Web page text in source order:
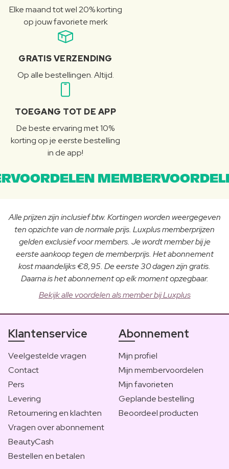
Elke maand tot wel 20% korting
op jouw favoriete merk
GRATIS VERZENDING
Op alle bestellingen. Altijd.
TOEGANG TOT DE APP
De beste ervaring met 10%
korting op je eerste bestelling
in de app!
Alle prijzen zijn inclusief btw. Kortingen worden weergegeven
ten opzichte van de normale prijs. Luxplus memberprijzen
gelden exclusief voor members. Je wordt member bij je
eerste aankoop tegen de memberprijs. Het abonnement
kost maandelijks €8,95. De eerste 30 dagen zijn gratis.
Daarna is het abonnement op elk moment opzegbaar.
Bekijk alle voordelen als member bij Luxplus
Klantenservice
Veelgestelde vragen
Contact
Pers
Levering
Retournering en klachten
Vragen over abonnement
BeautyCash
Bestellen en betalen
Abonnement
Mijn profiel
Mijn membervoordelen
Mijn favorieten
Geplande bestelling
Beoordeel producten